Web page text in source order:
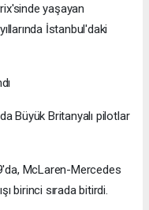
yaşayan
İstanbul'daki
Büyük Britanyalı pilotlar
McLaren-Mercedes
birinci sırada bitirdi.